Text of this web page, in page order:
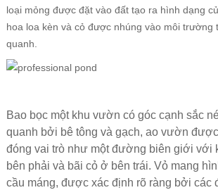
loại mỏng được đặt vào đất tạo ra hình dạng
hoa loa kèn và cỏ được nhúng vào môi trường
quanh.
Bao bọc một khu vườn có góc cạnh sắc
quanh bởi bê tông và gạch, ao vườn
đóng vai trò như một đường biên giới với
bên phải và bãi cỏ ở bên trái. Vỏ mang
cầu máng, được xác định rõ ràng bởi các